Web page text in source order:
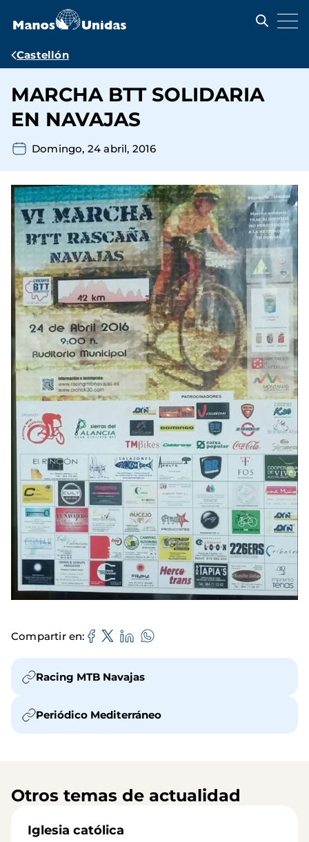
contenido
Ruta
navegación
Castellón
MARCHA BTT SOLIDARIA
EN NAVAJAS
Domingo, 24 abril, 2016
Compartir en
Racing MTB Navajas
Periódico Mediterráneo
Otros temas de actualidad
Iglesia católica